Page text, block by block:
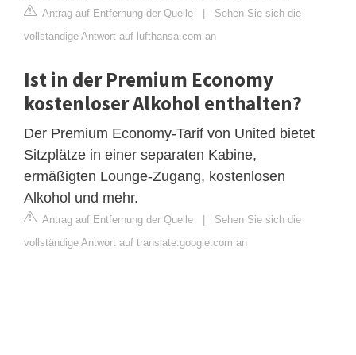
Antrag auf Entfernung der Quelle | Sehen Sie sich die
vollständige Antwort auf lufthansa.com an
Ist in der Premium Economy
kostenloser Alkohol enthalten?
Der Premium Economy-Tarif von United bietet
Sitzplätze in einer separaten Kabine,
ermäßigten Lounge-Zugang, kostenlosen
Alkohol und mehr.
Antrag auf Entfernung der Quelle | Sehen Sie sich die
vollständige Antwort auf translate.google.com an